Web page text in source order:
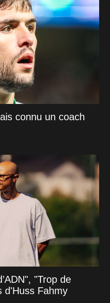
connu un coach
"Trop de
d'Huss Fahmy